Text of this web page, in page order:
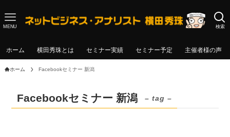
検索
MENU
ホーム 横田秀珠とは セミナー実績 セミナー予定 主催者様の声
ホーム Facebookセミナー 新潟
Facebookセミナー 新潟 – tag –